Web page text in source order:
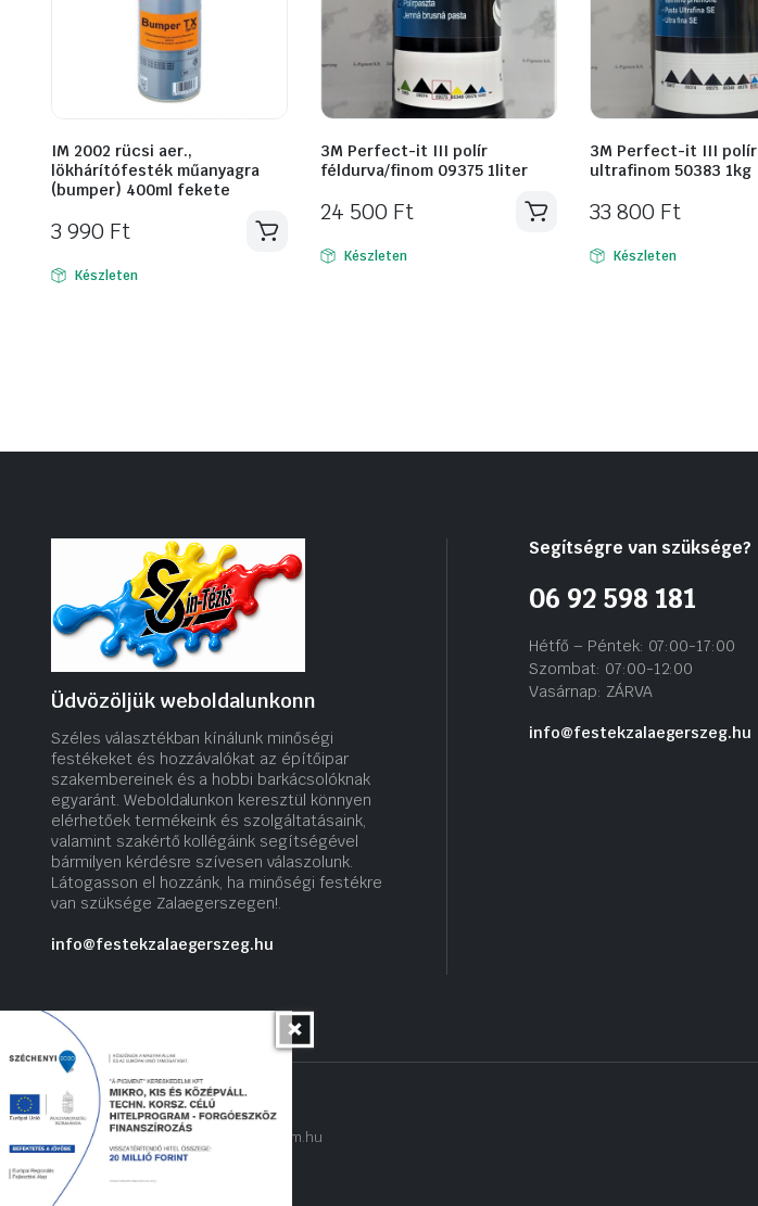
IM 2002 rücsi aer.,
lökhárítófesték műanyagra
(bumper) 400ml fekete
3 990 Ft
Készleten
3M Perfect-it III polír
féldurva/finom 09375 1liter
24 500 Ft
Készleten
3M Perfect-it III polír
ultrafinom 50383 1kg
33 800 Ft
Készleten
Üdvözöljük weboldalunkonn
Széles választékban kínálunk minőségi
festékeket és hozzávalókat az építőipar
szakembereinek és a hobbi barkácsolóknak
egyaránt. Weboldalunkon keresztül könnyen
elérhetőek termékeink és szolgáltatásaink,
valamint szakértő kollégáink segítségével
bármilyen kérdésre szívesen válaszolunk.
Látogasson el hozzánk, ha minőségi festékre
van szüksége Zalaegerszegen!.
info@festekzalaegerszeg.hu
Segítségre van szüksége?
06 92 598 181
Hétfő – Péntek: 07:00-17:00
Szombat: 07:00-12:00
Vasárnap: ZÁRVA
info@festekzalaegerszeg.hu
Copyright 2022 © hogyantalaljanakram.hu